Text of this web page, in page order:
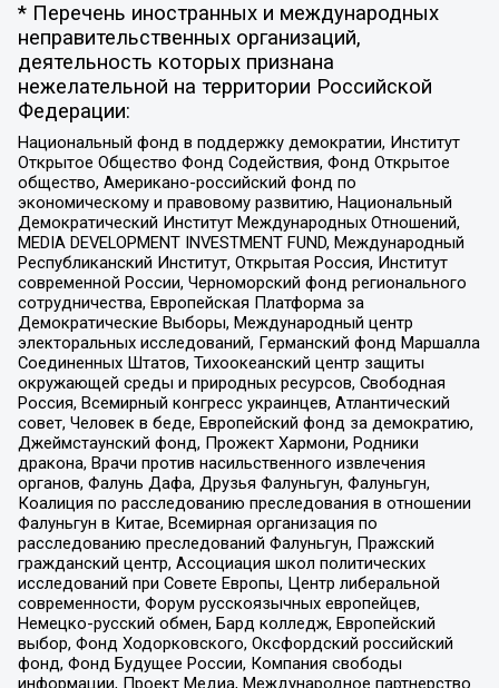
* Перечень иностранных и международных
неправительственных организаций,
деятельность которых признана
нежелательной на территории Российской
Федерации:
Национальный фонд в поддержку демократии, Институт
Открытое Общество Фонд Содействия, Фонд Открытое
общество, Американо-российский фонд по
экономическому и правовому развитию, Национальный
Демократический Институт Международных Отношений,
MEDIA DEVELOPMENT INVESTMENT FUND, Международный
Республиканский Институт, Открытая Россия, Институт
современной России, Черноморский фонд регионального
сотрудничества, Европейская Платформа за
Демократические Выборы, Международный центр
электоральных исследований, Германский фонд Маршалла
Соединенных Штатов, Тихоокеанский центр защиты
окружающей среды и природных ресурсов, Свободная
Россия, Всемирный конгресс украинцев, Атлантический
совет, Человек в беде, Европейский фонд за демократию,
Джеймстаунский фонд, Прожект Хармони, Родники
дракона, Врачи против насильственного извлечения
органов, Фалунь Дафа, Друзья Фалуньгун, Фалуньгун,
Коалиция по расследованию преследования в отношении
Фалуньгун в Китае, Всемирная организация по
расследованию преследований Фалуньгун, Пражский
гражданский центр, Ассоциация школ политических
исследований при Совете Европы, Центр либеральной
современности, Форум русскоязычных европейцев,
Немецко-русский обмен, Бард колледж, Европейский
выбор, Фонд Ходорковского, Оксфордский российский
фонд, Фонд Будущее России, Компания свободы
информации, Проект Медиа, Международное партнерство